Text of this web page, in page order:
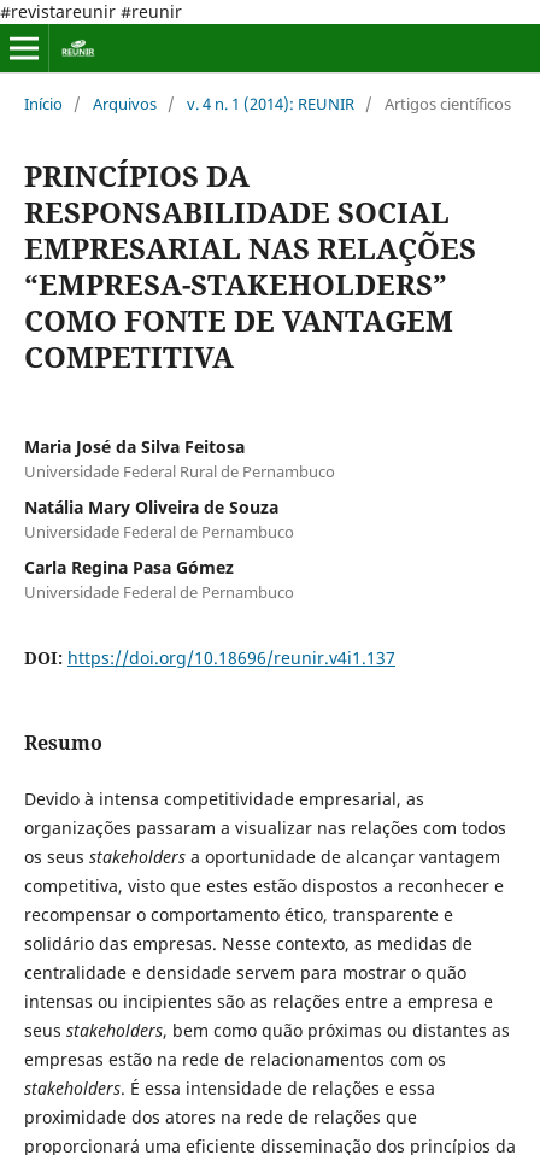
#revistareunir #reunir
Início / Arquivos / v. 4 n. 1 (2014): REUNIR / Artigos científicos
PRINCÍPIOS DA
RESPONSABILIDADE SOCIAL
EMPRESARIAL NAS RELAÇÕES
“EMPRESA-STAKEHOLDERS”
COMO FONTE DE VANTAGEM
COMPETITIVA
Maria José da Silva Feitosa
Universidade Federal Rural de Pernambuco
Natália Mary Oliveira de Souza
Universidade Federal de Pernambuco
Carla Regina Pasa Gómez
Universidade Federal de Pernambuco
DOI: https://doi.org/10.18696/reunir.v4i1.137
Resumo
Devido à intensa competitividade empresarial, as
organizações passaram a visualizar nas relações com todos
os seus stakeholdersa oportunidade de alcançar vantagem
competitiva, visto que estes estão dispostos a reconhecer e
recompensar o comportamento ético, transparente e
solidário das empresas. Nesse contexto, as medidas de
centralidade e densidade servem para mostrar o quão
intensas ou incipientes são as relações entre a empresa e
seus stakeholders, bem como quão próximas ou distantes as
empresas estão na rede de relacionamentos com os
stakeholders. É essa intensidade de relações e essa
proximidade dos atores na rede de relações que
proporcionará uma eficiente disseminação dos princípios da